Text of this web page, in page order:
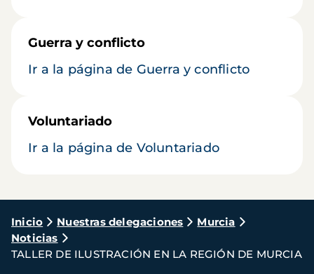
Guerra y conflicto
Ir a la página de Guerra y conflicto
Voluntariado
Ir a la página de Voluntariado
Ruta
de
navegación
Inicio Nuestras delegaciones
Murcia
Noticias
TALLER DE ILUSTRACIÓN EN LA REGIÓN DE MURCIA